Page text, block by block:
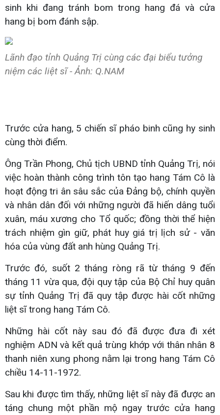
sinh khi đang tránh bom trong hang đá và cửa
hang bị bom đánh sập.
Lãnh đạo tỉnh Quảng Trị cùng các đại biểu tưởng
niệm các liệt sĩ - Ảnh: Q.NAM
Trước cửa hang, 5 chiến sĩ pháo binh cũng hy sinh
cùng thời điểm.
Ông Trần Phong, Chủ tịch UBND tỉnh Quảng Trị, nói
việc hoàn thành công trình tôn tạo hang Tám Cô là
hoạt động tri ân sâu sắc của Đảng bộ, chính quyền
và nhân dân đối với những người đã hiến dâng tuổi
xuân, máu xương cho Tổ quốc; đồng thời thể hiện
trách nhiệm gìn giữ, phát huy giá trị lịch sử - văn
hóa của vùng đất anh hùng Quảng Trị.
Trước đó, suốt 2 tháng ròng rã từ tháng 9 đến
tháng 11 vừa qua, đội quy tập của Bộ Chỉ huy quân
sự tỉnh Quảng Trị đã quy tập được hài cốt những
liệt sĩ trong hang Tám Cô.
Những hài cốt này sau đó đã được đưa đi xét
nghiệm ADN và kết quả trùng khớp với thân nhân 8
thanh niên xung phong nằm lại trong hang Tám Cô
chiều 14-11-1972.
Sau khi được tìm thấy, những liệt sĩ này đã được an
táng chung một phần mộ ngay trước cửa hang